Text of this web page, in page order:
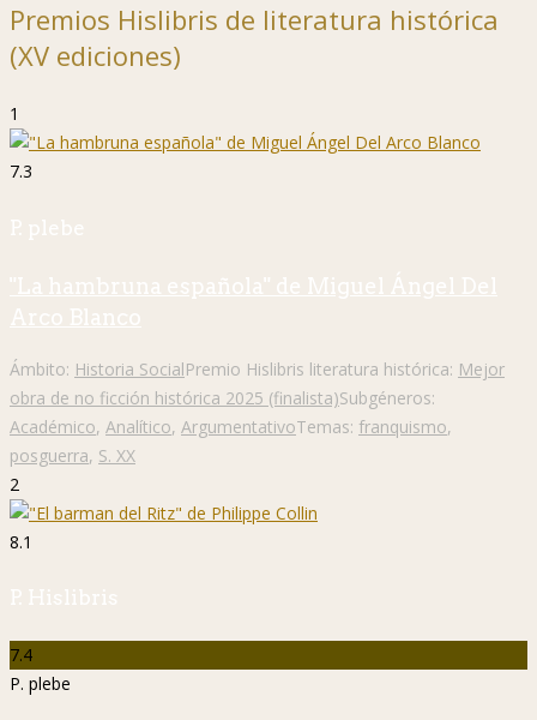
Premios Hislibris de literatura histórica
(XV ediciones)
1
7.3
P. plebe
"La hambruna española" de Miguel Ángel Del
Arco Blanco
Ámbito: Historia SocialPremio Hislibris literatura histórica: Mejor
obra de no ficción histórica 2025 (finalista)Subgéneros:
Académico, Analítico, ArgumentativoTemas: franquismo,
posguerra, S. XX
2
8.1
P. Hislibris
7.4
P. plebe